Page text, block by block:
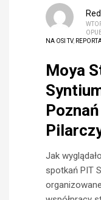
NA OSI TV,
Moya
Jak
spotkań PIT